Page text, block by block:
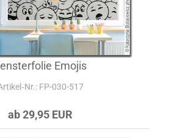
Emojis
FP-030-517
ab 29,95 EUR